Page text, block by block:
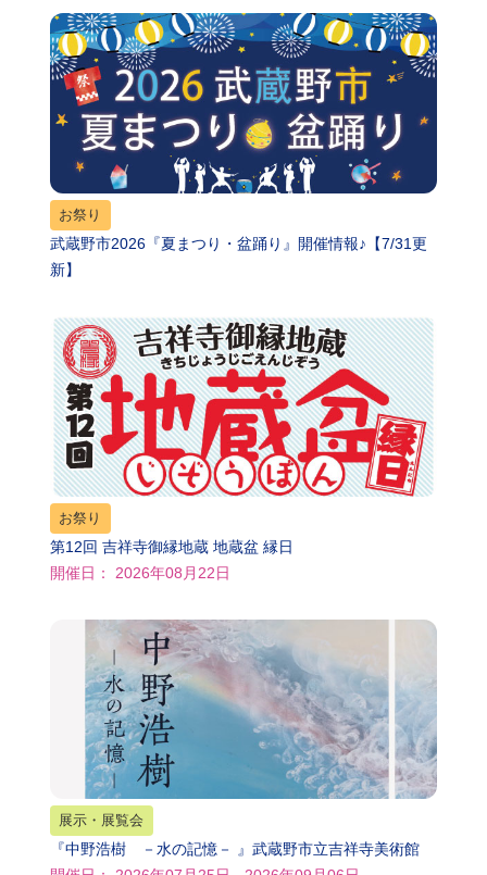
お祭り
武蔵野市2026『夏まつり・盆踊り』開催情報♪【7/31更
新】
お祭り
第12回 吉祥寺御縁地蔵 地蔵盆 縁日
開催日： 2026年08月22日
展示・展覧会
『中野浩樹 －水の記憶－ 』武蔵野市立吉祥寺美術館